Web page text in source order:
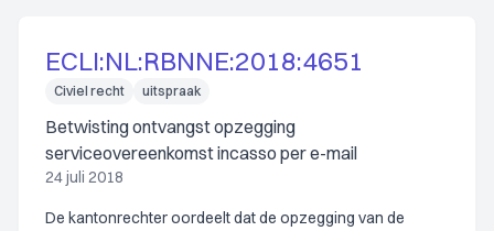
ECLI:NL:RBNNE:2018:4651
Civiel recht uitspraak
Betwisting ontvangst opzegging
serviceovereenkomst incasso per e-mail
24 juli 2018
De kantonrechter oordeelt dat de opzegging van de